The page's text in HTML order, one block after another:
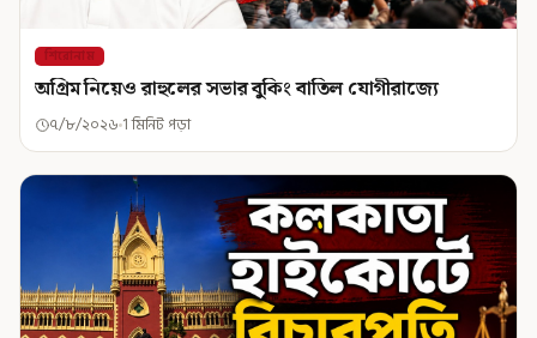
শিরোনাম
অগ্রিম নিয়েও রাহুলের সভার বুকিং বাতিল যোগীরাজ্যে
৭/৮/২০২৬ 1 মিনিট পড়া